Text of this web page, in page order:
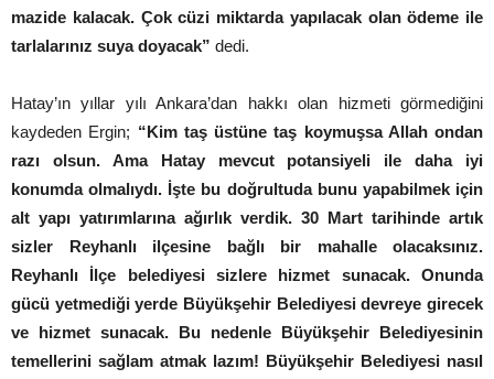
mazide kalacak. Çok cüzi miktarda yapılacak olan ödeme ile
tarlalarınız suya doyacak” dedi.
Hatay’ın yıllar yılı Ankara’dan hakkı olan hizmeti görmediğini
kaydeden Ergin; “Kim taş üstüne taş koymuşsa Allah ondan
razı olsun. Ama Hatay mevcut potansiyeli ile daha iyi
konumda olmalıydı. İşte bu doğrultuda bunu yapabilmek için
alt yapı yatırımlarına ağırlık verdik. 30 Mart tarihinde artık
sizler Reyhanlı ilçesine bağlı bir mahalle olacaksınız.
Reyhanlı İlçe belediyesi sizlere hizmet sunacak. Onunda
gücü yetmediği yerde Büyükşehir Belediyesi devreye girecek
ve hizmet sunacak. Bu nedenle Büyükşehir Belediyesinin
temellerini sağlam atmak lazım! Büyükşehir Belediyesi nasıl